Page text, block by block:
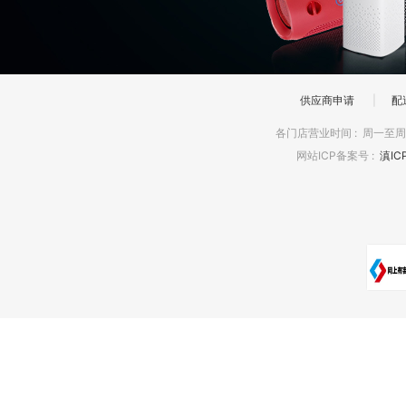
供应商申请 配
各门店营业时间 : 周一至
网站ICP备案号 : 滇